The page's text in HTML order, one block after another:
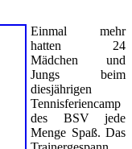
Einmal mehr
hatten 24
Mädchen und
Jungs beim
diesjährigen
Tennisferiencamp
des BSV jede
Menge Spaß. Das